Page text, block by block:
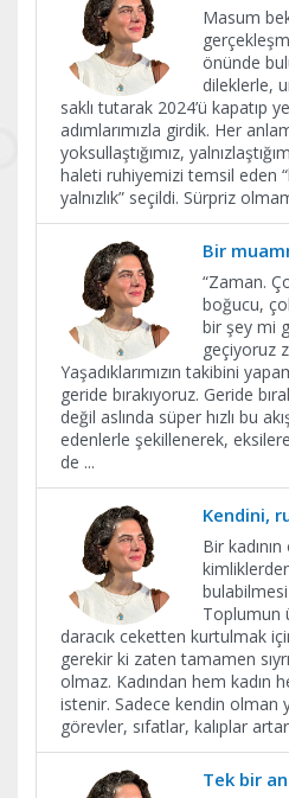
Masum
önünde
dileklerle,
saklı tutarak 2024’ü kapatıp
adımlarımızla girdik. Her
yoksullaştığımız,
haleti ruhiyemizi temsil eden
yalnızlık” seçildi. Sürpriz
Bir
“Zaman.
boğucu,
bir şey mi
geçiyoruz
Yaşadıklarımızın takibini
geride bırakıyoruz. Geride
değil aslında süper hızlı bu
edenlerle şekillenerek,
de ...
Kendini,
Bir
Toplumun
daracık ceketten kurtulmak
gerekir ki zaten tamamen
olmaz. Kadından hem kadın
istenir. Sadece kendin olman
görevler, sıfatlar, kalıplar
Tek bir